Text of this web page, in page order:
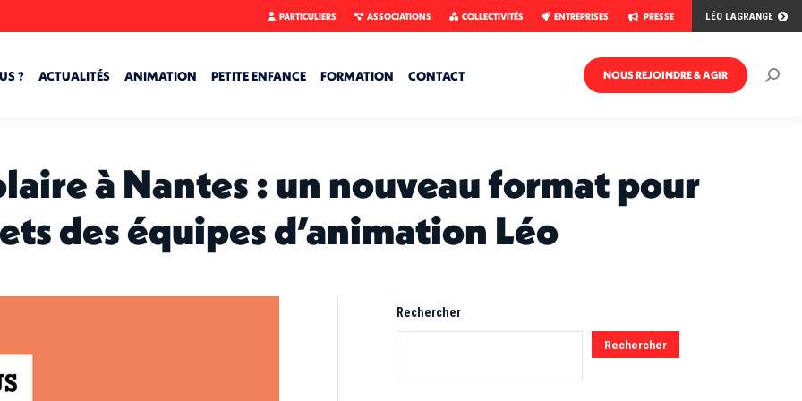
PARTICULIERS ASSOCIATIONS COLLECTIVITÉS ENTREPRISES PRESSE LÉO LAGRANGE
? ACTUALITÉS ANIMATION PETITE ENFANCE FORMATION CONTACT NOUS REJOINDRE & AGIR
à Nantes : un nouveau format pour
des équipes d’animation Léo
Rechercher
Rechercher